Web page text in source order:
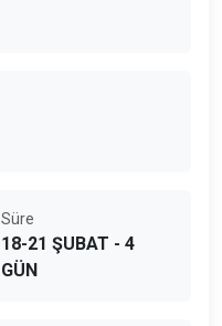
Süre
18-21 ŞUBAT - 4
GÜN